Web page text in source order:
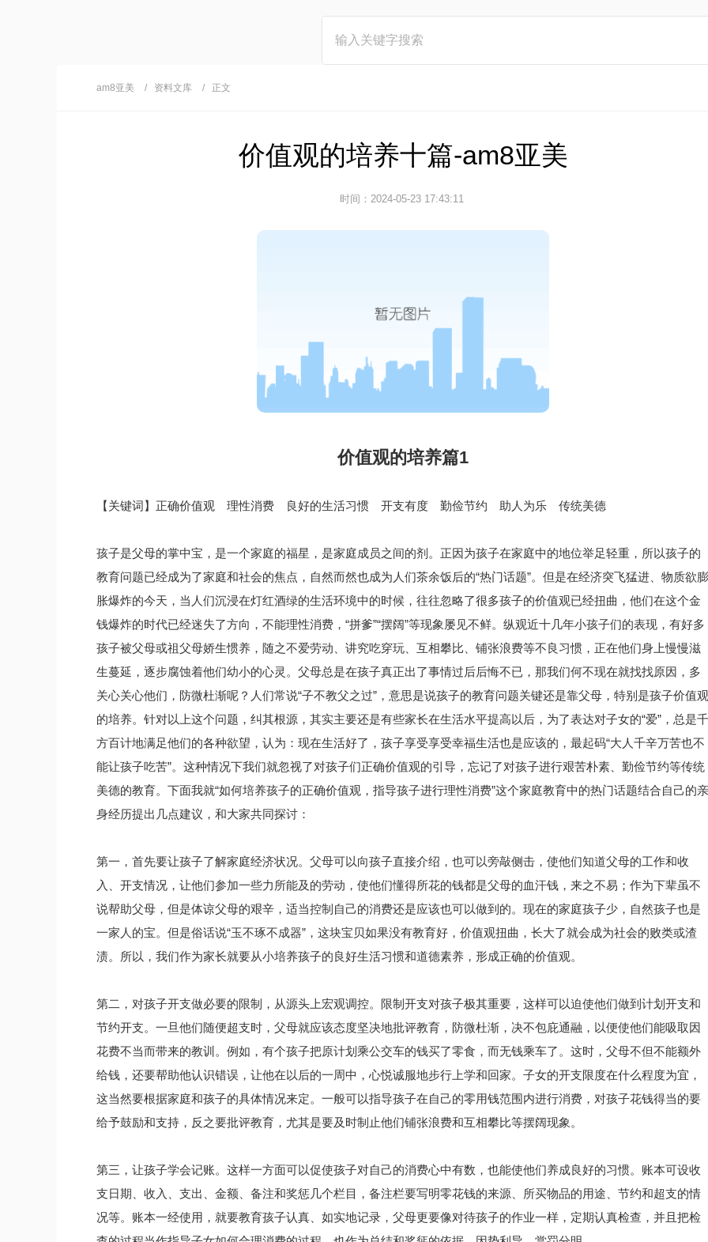
am8亚美 资料文库 正文
价值观的培养十篇-am8亚美
时间：2024-05-23 17:43:11
价值观的培养篇1
【关键词】正确价值观 理性消费 良好的生活习惯 开支有度 勤俭节约 助人为乐 传统美德
孩子是父母的掌中宝，是一个家庭的福星，是家庭成员之间的剂。正因为孩子在家庭中的地位举足轻重，所以孩子的
教育问题已经成为了家庭和社会的焦点，自然而然也成为人们茶余饭后的“热门话题”。但是在经济突飞猛进、物质欲膨
胀爆炸的今天，当人们沉浸在灯红酒绿的生活环境中的时候，往往忽略了很多孩子的价值观已经扭曲，他们在这个金
钱爆炸的时代已经迷失了方向，不能理性消费，“拼爹”“摆阔”等现象屡见不鲜。纵观近十几年小孩子们的表现，有好多
孩子被父母或祖父母娇生惯养，随之不爱劳动、讲究吃穿玩、互相攀比、铺张浪费等不良习惯，正在他们身上慢慢滋
生蔓延，逐步腐蚀着他们幼小的心灵。父母总是在孩子真正出了事情过后后悔不已，那我们何不现在就找找原因，多
关心关心他们，防微杜渐呢？人们常说“子不教父之过”，意思是说孩子的教育问题关键还是靠父母，特别是孩子价值观
的培养。针对以上这个问题，纠其根源，其实主要还是有些家长在生活水平提高以后，为了表达对子女的“爱”，总是千
方百计地满足他们的各种欲望，认为：现在生活好了，孩子享受享受幸福生活也是应该的，最起码“大人千辛万苦也不
能让孩子吃苦”。这种情况下我们就忽视了对孩子们正确价值观的引导，忘记了对孩子进行艰苦朴素、勤俭节约等传统
美德的教育。下面我就“如何培养孩子的正确价值观，指导孩子进行理性消费”这个家庭教育中的热门话题结合自己的亲
身经历提出几点建议，和大家共同探讨：
第一，首先要让孩子了解家庭经济状况。父母可以向孩子直接介绍，也可以旁敲侧击，使他们知道父母的工作和收
入、开支情况，让他们参加一些力所能及的劳动，使他们懂得所花的钱都是父母的血汗钱，来之不易；作为下辈虽不
说帮助父母，但是体谅父母的艰辛，适当控制自己的消费还是应该也可以做到的。现在的家庭孩子少，自然孩子也是
一家人的宝。但是俗话说“玉不琢不成器”，这块宝贝如果没有教育好，价值观扭曲，长大了就会成为社会的败类或渣
渍。所以，我们作为家长就要从小培养孩子的良好生活习惯和道德素养，形成正确的价值观。
第二，对孩子开支做必要的限制，从源头上宏观调控。限制开支对孩子极其重要，这样可以迫使他们做到计划开支和
节约开支。一旦他们随便超支时，父母就应该态度坚决地批评教育，防微杜渐，决不包庇通融，以便使他们能吸取因
花费不当而带来的教训。例如，有个孩子把原计划乘公交车的钱买了零食，而无钱乘车了。这时，父母不但不能额外
给钱，还要帮助他认识错误，让他在以后的一周中，心悦诚服地步行上学和回家。子女的开支限度在什么程度为宜，
这当然要根据家庭和孩子的具体情况来定。一般可以指导孩子在自己的零用钱范围内进行消费，对孩子花钱得当的要
给予鼓励和支持，反之要批评教育，尤其是要及时制止他们铺张浪费和互相攀比等摆阔现象。
第三，让孩子学会记账。这样一方面可以促使孩子对自己的消费心中有数，也能使他们养成良好的习惯。账本可设收
支日期、收入、支出、金额、备注和奖惩几个栏目，备注栏要写明零花钱的来源、所买物品的用途、节约和超支的情
况等。账本一经使用，就要教育孩子认真、如实地记录，父母更要像对待孩子的作业一样，定期认真检查，并且把检